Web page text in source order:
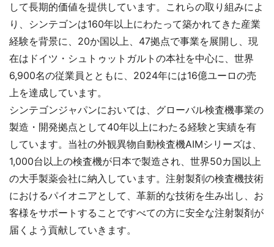
して長期的価値を提供しています。これらの取り組みによ
り、シンテゴンは160年以上にわたって築かれてきた産業
経験を背景に、20か国以上、47拠点で事業を展開し、現
在はドイツ・シュトゥットガルトの本社を中心に、世界
6,900名の従業員とともに、2024年には16億ユーロの売
上を達成しています。
シンテゴンジャパンにおいては、グローバル検査機事業の
製造・開発拠点として40年以上にわたる経験と実績を有
しています。当社の外観異物自動検査機AIMシリーズは、
1,000台以上の検査機が日本で製造され、世界50カ国以上
の大手製薬会社に納入しています。注射製剤の検査機技術
におけるパイオニアとして、革新的な技術を生み出し、お
客様をサポートすることですべての方に安全な注射製剤が
届くよう貢献していきます。